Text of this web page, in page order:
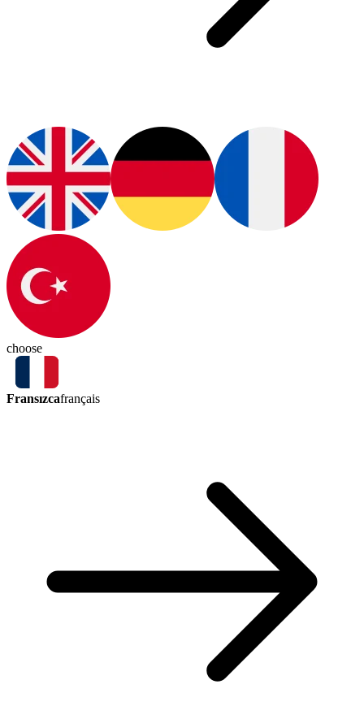
choose
Fransızcafrançais